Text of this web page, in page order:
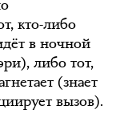
кто-либо
в ночной
либо тот,
(знает
вызов).